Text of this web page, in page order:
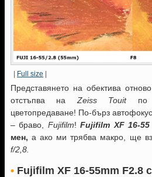
| Full size |
Представянето на обектива
отстъпва на Zeiss Touitпо
цветопредаване! По-бърз
– браво, Fujifilm!Fujifilm XF 16-55
мен, а ако ми трябва макро, ще
f/2,8.
• Fujifilm XF 16-55mm F2.8